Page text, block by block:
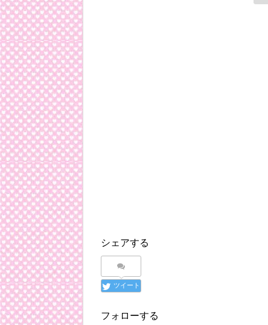
シェアする
ツイート
フォローする